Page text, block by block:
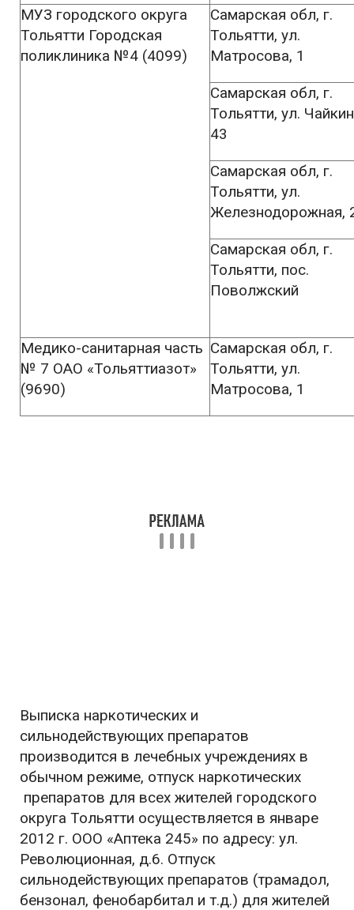
МУЗ городского округа
Тольятти Городская
поликлиника №4 (4099)
Самарская обл, г.
Тольятти, ул.
Матросова, 1
Самарская обл, г.
Тольятти, ул.
43
Самарская обл, г.
Тольятти, ул.
Железнодорожная,
Самарская обл, г.
Тольятти, пос.
Поволжский
Медико-санитарная часть
№ 7 ОАО «Тольяттиазот»
(9690)
Самарская обл, г.
Тольятти, ул.
Матросова, 1
Выписка наркотических и
сильнодействующих препаратов
производится в лечебных учреждениях в
обычном режиме, отпуск наркотических
препаратов для всех жителей городского
округа Тольятти осуществляется в январе
2012 г. ООО «Аптека 245» по адресу: ул.
Революционная, д.6. Отпуск
сильнодействующих препаратов (трамадол,
бензонал, фенобарбитал и т.д.) для жителей